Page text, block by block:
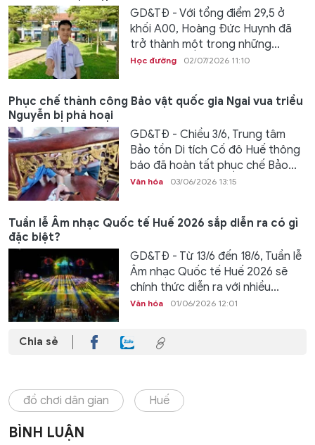
GD&TĐ - Với tổng điểm 29,5 ở
khối A00, Hoàng Đức Huynh đã
trở thành một trong những...
Học đường 02/07/2026 11:10
Phục chế thành công Bảo vật quốc gia Ngai vua triều
Nguyễn bị phá hoại
GD&TĐ - Chiều 3/6, Trung tâm
Bảo tồn Di tích Cố đô Huế thông
báo đã hoàn tất phục chế Bảo...
Văn hóa 03/06/2026 13:15
Tuần lễ Âm nhạc Quốc tế Huế 2026 sắp diễn ra có gì
đặc biệt?
GD&TĐ - Từ 13/6 đến 18/6, Tuần lễ
Âm nhạc Quốc tế Huế 2026 sẽ
chính thức diễn ra với nhiều...
Văn hóa 01/06/2026 12:01
Chia sẻ
đồ chơi dân gian Huế
BÌNH LUẬN